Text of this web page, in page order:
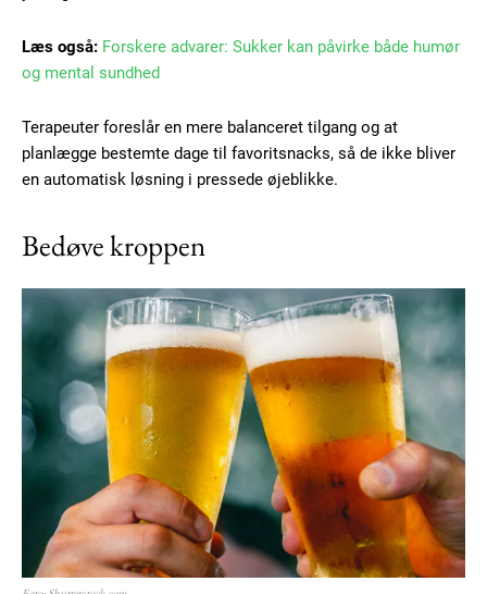
Læs også: Forskere advarer: Sukker kan påvirke både humør
og mental sundhed
Terapeuter foreslår en mere balanceret tilgang og at
planlægge bestemte dage til favoritsnacks, så de ikke bliver
en automatisk løsning i pressede øjeblikke.
Bedøve kroppen